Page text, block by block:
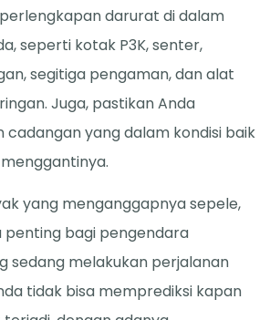
darurat di dalam
seperti kotak P3K, senter,
segitiga pengaman, dan alat
Juga, pastikan Anda
cadangan yang dalam kondisi baik
yang menganggapnya sepele,
penting bagi pengendara
sedang melakukan perjalanan
tidak bisa memprediksi kapan